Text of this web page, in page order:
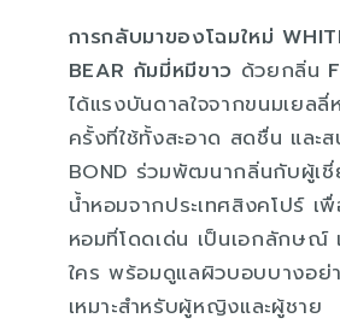
การกลับมาของโฉมใหม่
BEAR กัมมี่หมีขาว ด้วยกลิ่น
ได้แรงบันดาลใจจากขนมเยลลี่
ครั้งที่ใช้ทั้งสะอาด สดชื่น และ
BOND ร่วมพัฒนากลิ่นกับผู้เ
น้ำหอมจากประเทศสิงคโปร์ เ
หอมที่โดดเด่น เป็นเอกลักษณ์
ใคร พร้อมดูแลผิวบอบบางอย่
เหมาะสำหรับผู้หญิงและผู้ชาย